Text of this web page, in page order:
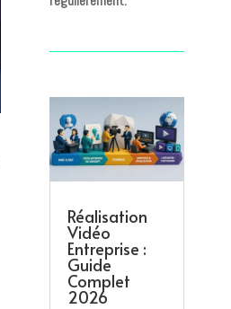
Réalisation
Vidéo
Entreprise :
Guide
Complet
2026